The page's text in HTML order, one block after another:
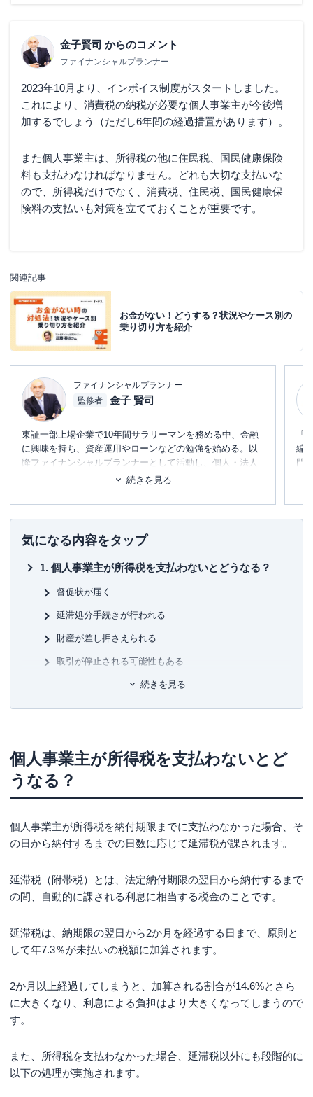
金子賢司 からのコメント
ファイナンシャルプランナー
2023年10月より、インボイス制度がスタートしました。
これにより、消費税の納税が必要な個人事業主が今後増
加するでしょう（ただし6年間の経過措置があります）。
また個人事業主は、所得税の他に住民税、国民健康保険
料も支払わなければなりません。どれも大切な支払いな
ので、所得税だけでなく、消費税、住民税、国民健康保
険料の支払いも対策を立てておくことが重要です。
関連記事
お金がない！どうする？状況やケース別の
乗り切り方を紹介
ファイナンシャルプランナー
監修者
金子 賢司
東証一部上場企業で10年間サラリーマンを務める中、金融
に興味を持ち、資産運用やローンなどの勉強を始める。以
降ファイナンシャルプランナーとして活動し、個人・法人
のお金に関する相談、北海道のテレビ番組のコメンテータ
フィットネス。健康とお金、豊かなライフスタイルを実
践・発信しています。
続きを見る
「
編
門
め
気になる内容をタップ
個人事業主が所得税を支払わないとどうなる？
督促状が届く
延滞処分手続きが行われる
財産が差し押さえられる
取引が停止される可能性もある
納税証明書が発行されず借入が難しくなる
所得税を払わないと逮捕される可能性はある？
はまずは税務署に相談を
個人事業主が所得税を支払えないときの対処法
振替納税制度を利用する
延納制度を利用する
猶予制度を利用する
減免制度を利用する
そもそも所得税とは
税金を滞納している人の割合は1.0%ほど
所得税の納税方法
所得税の認識漏れ
続きを見る
個人事業主が所得税を支払わないとど
うなる？
個人事業主が所得税を納付期限までに支払わなかった場合、そ
の日から納付するまでの日数に応じて延滞税が課されます。
延滞税（附帯税）とは、法定納付期限の翌日から納付するまで
の間、自動的に課される利息に相当する税金のことです。
延滞税は、納期限の翌日から2か月を経過する日まで、原則と
して年7.3％が未払いの税額に加算されます。
2か月以上経過してしまうと、加算される割合が14.6%とさら
に大きくなり、利息による負担はより大きくなってしまうので
す。
また、所得税を支払わなかった場合、延滞税以外にも段階的に
以下の処理が実施されます。